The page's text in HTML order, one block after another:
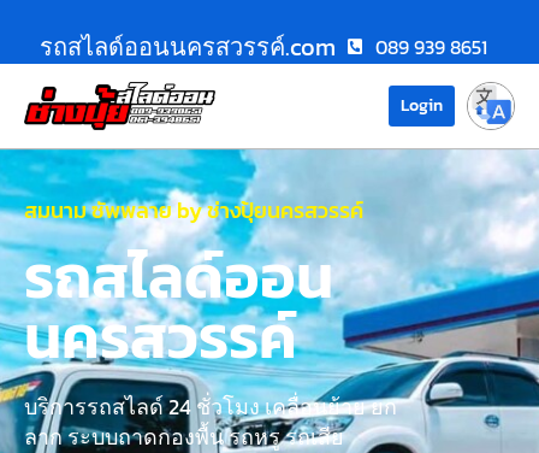
รถสไลด์ออนนครสวรรค์.com 089 939 8651
Login
สมนาม ซัพพลาย by ช่างปุ้ยนครสวรรค์
รถสไลด์ออน
นครสวรรค์
บริการรถสไลด์ 24 ชั่วโมง เคลื่อนย้าย ยก
ลาก ระบบถาดกองพื้น รถหรู รถเสีย